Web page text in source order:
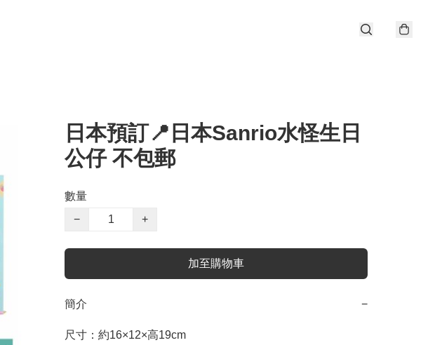
日本預訂📍日本Sanrio水怪生日
公仔 不包郵
數量
−
+
加至購物車
簡介 −
尺寸：約16×12×高19cm